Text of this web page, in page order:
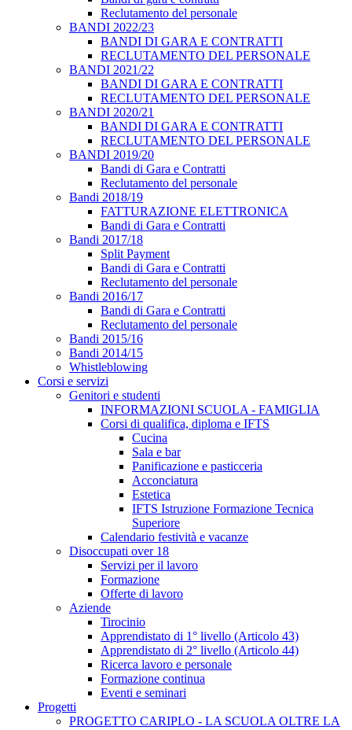
Reclutamento del personale
BANDI 2022/23
BANDI DI GARA E CONTRATTI
RECLUTAMENTO DEL PERSONALE
BANDI 2021/22
BANDI DI GARA E CONTRATTI
RECLUTAMENTO DEL PERSONALE
BANDI 2020/21
BANDI DI GARA E CONTRATTI
RECLUTAMENTO DEL PERSONALE
BANDI 2019/20
Bandi di Gara e Contratti
Reclutamento del personale
Bandi 2018/19
FATTURAZIONE ELETTRONICA
Bandi di Gara e Contratti
Bandi 2017/18
Split Payment
Bandi di Gara e Contratti
Reclutamento del personale
Bandi 2016/17
Bandi di Gara e Contratti
Reclutamento del personale
Bandi 2015/16
Bandi 2014/15
Whistleblowing
Corsi e servizi
Genitori e studenti
INFORMAZIONI SCUOLA - FAMIGLIA
Corsi di qualifica, diploma e IFTS
Cucina
Sala e bar
Panificazione e pasticceria
Acconciatura
Estetica
IFTS Istruzione Formazione Tecnica
Superiore
Calendario festività e vacanze
Disoccupati over 18
Servizi per il lavoro
Formazione
Offerte di lavoro
Aziende
Tirocinio
Apprendistato di 1° livello (Articolo 43)
Apprendistato di 2° livello (Articolo 44)
Ricerca lavoro e personale
Formazione continua
Eventi e seminari
Progetti
PROGETTO CARIPLO - LA SCUOLA OLTRE LA